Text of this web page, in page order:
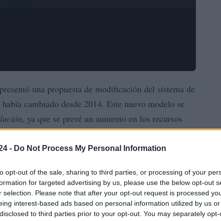
- Do Not Process My Personal Information
opt-out of the sale, sharing to third parties, or processing of your
for targeted advertising by us, please use the below opt-out
selection. Please note that after your opt-out request is processed
interest-based ads based on personal information utilized by us
to third parties prior to your opt-out. You may separately
presentó una propuesta de modificación del sistema de
cambiado desde 2014. Este nuevo modelo se
, ya que se prevé un aumento en los recursos
de impuestos y una reducción de las
participando activamente en
Aunque se espera que obtenga beneficios de
La propuesta no contempla uncupo, como
a que Junts exprese su desacuerdo. A pesar de